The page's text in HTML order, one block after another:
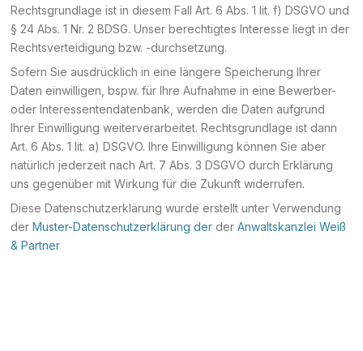
Rechtsgrundlage ist in diesem Fall Art. 6 Abs. 1 lit. f) DSGVO und
§ 24 Abs. 1 Nr. 2 BDSG. Unser berechtigtes Interesse liegt in der
Rechtsverteidigung bzw. -durchsetzung.
Sofern Sie ausdrücklich in eine längere Speicherung Ihrer
Daten einwilligen, bspw. für Ihre Aufnahme in eine Bewerber-
oder Interessentendatenbank, werden die Daten aufgrund
Ihrer Einwilligung weiterverarbeitet. Rechtsgrundlage ist dann
Art. 6 Abs. 1 lit. a) DSGVO. Ihre Einwilligung können Sie aber
natürlich jederzeit nach Art. 7 Abs. 3 DSGVO durch Erklärung
uns gegenüber mit Wirkung für die Zukunft widerrufen.
Diese Datenschutzerklärung wurde erstellt unter Verwendung
derMuster-Datenschutzerklärung derderAnwaltskanzlei Weiß
& Partner